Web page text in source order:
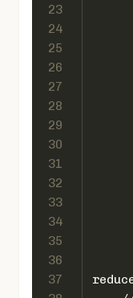
23
24
25
26
27
28
29
30
31
32
33
34
35
36
37